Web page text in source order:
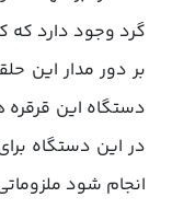
گرد وجود دارد که
بر دور مدار این
دستگاه این قرقره
در این دستگاه
انجام شود